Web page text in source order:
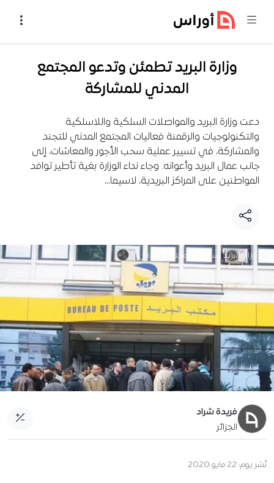
وزارة البريد تطمئن وتدعو المجتمع
المدني للمشاركة
دعت وزارة البريد والمواصلات السلكية واللاسلكية
والتكنولوجيات والرقمنة فعاليات المجتمع المدني للتجند
والمشاركة، في تسيير عملية سحب الأجور والمعاشات، إلى
جانب عمال البريد وأعوانه. وجاء نداء الوزارة بغية تأطير توافد
المواطنين على المراكز البريدية، لاسيما…
وزارة البريد تستنجد بالمجتمع المدني
فريدة شراد
الجزائر
نُشر يوم: 22 مايو 2020